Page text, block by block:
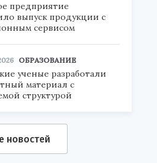
предприятие
выпуск продукции с
сервисом
ОБРАЗОВАНИЕ
ученые разработали
материал с
структурой
новостей